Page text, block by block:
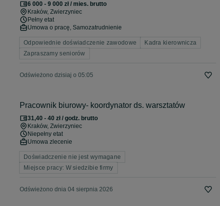
6 000 - 9 000 zł / mies. brutto
Kraków, Zwierzyniec
Pełny etat
Umowa o pracę, Samozatrudnienie
Odpowiednie doświadczenie zawodowe
Kadra kierownicza
Zapraszamy seniorów
Odświeżono dzisiaj o 05:05
Pracownik biurowy- koordynator ds. warsztatów
31,40 - 40 zł / godz. brutto
Kraków, Zwierzyniec
Niepełny etat
Umowa zlecenie
Doświadczenie nie jest wymagane
Miejsce pracy: W siedzibie firmy
Odświeżono dnia 04 sierpnia 2026